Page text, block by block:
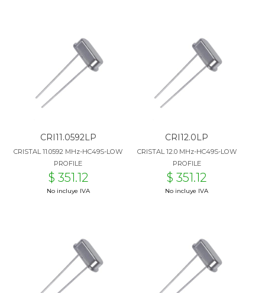
CRI11.0592LP
CRISTAL 11.0592 MHz-HC49S-LOW
PROFILE
$ 351.12
No incluye IVA
CRI12.0LP
CRISTAL 12.0 MHz-HC49S-LOW
PROFILE
$ 351.12
No incluye IVA